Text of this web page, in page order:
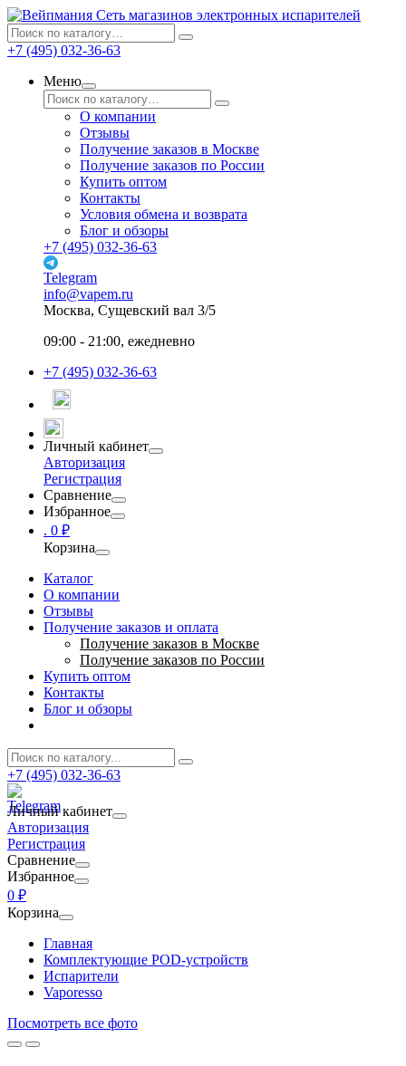
Сеть магазинов электронных испарителей
+7 (495) 032-36-63
Меню
О компании
Отзывы
Получение заказов в Москве
Получение заказов по России
Купить оптом
Контакты
Условия обмена и возврата
Блог и обзоры
+7 (495) 032-36-63
Telegram
info@vapem.ru
Москва, Сущевский вал 3/5
09:00 - 21:00, ежедневно
+7 (495) 032-36-63
Личный кабинет
Авторизация
Регистрация
Сравнение
Избранное
. 0 ₽
Корзина
Каталог
О компании
Отзывы
Получение заказов и оплата
Получение заказов в Москве
Получение заказов по России
Купить оптом
Контакты
Блог и обзоры
+7 (495) 032-36-63
Личный кабинет
Авторизация
Регистрация
Сравнение
Избранное
0 ₽
Корзина
Главная
Комплектующие POD-устройств
Испарители
Vaporesso
Посмотреть все фото